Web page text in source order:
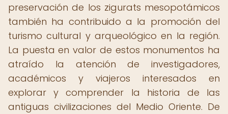
preservación de los zigurats mesopotámicos
también ha contribuido a la promoción del
turismo cultural y arqueológico en la región.
La puesta en valor de estos monumentos ha
atraído la atención de investigadores,
académicos y viajeros interesados en
explorar y comprender la historia de las
antiguas civilizaciones del Medio Oriente. De